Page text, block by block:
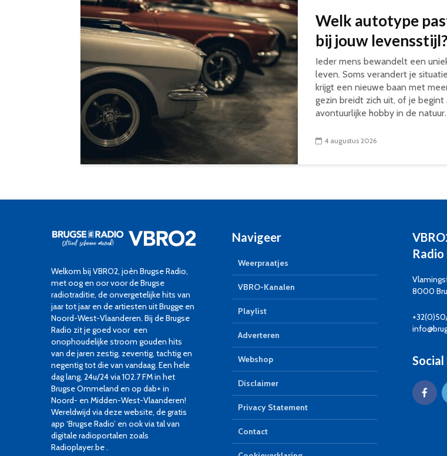
Welk autotype
bij jouw levensstijl?
Ieder mens bewandelt een
leven. Soms verandert je
krijgt een nieuwe baan met
gezin breidt zich uit, of je begint
avontuurlijke hobby in de natuur.
4 augustus 2026
Welkom bij VBRO2, joèn Brugse Radio,
met oog en oor voor de Brugse
radiotraditie, de onvergetelijke hits van
jaar tot jaar en de artiesten uit Brugge en
Noord-West-Vlaanderen. Bij de Brugse
Radio zit je goed voor een
onophoudelijke stroom gouden hits
van de jaren zestig, zeventig, tachtig en
negentig tot die van vandaag. Een hele
dag lang, 24u/24 via 102.7 FM in het
Brugse Ommeland en op dab+ in
Noord- en Midden-West-Vlaanderen!
Wereldwijd via deze website, de gratis
app ‘Brugse Radio’ en ook via tal van
digitale radioportalen zoals
Radioplayer.be .
Navigeer
Weerpraatjes
VBRO-Kanalen
Playlist
Adverteren
Webshop
Disclaimer
Privacy Statement
Contact
Radio
8000